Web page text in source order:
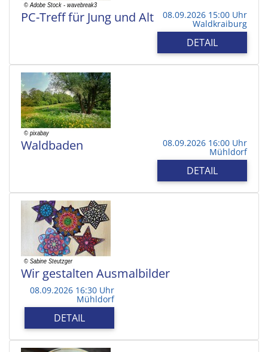
PC-Treff für Jung und Alt 08.09.2026 15:00 Uhr
Waldkraiburg
DETAIL
Waldbaden 08.09.2026 16:00 Uhr
Mühldorf
DETAIL
Wir gestalten Ausmalbilder
08.09.2026 16:30 Uhr
Mühldorf
DETAIL